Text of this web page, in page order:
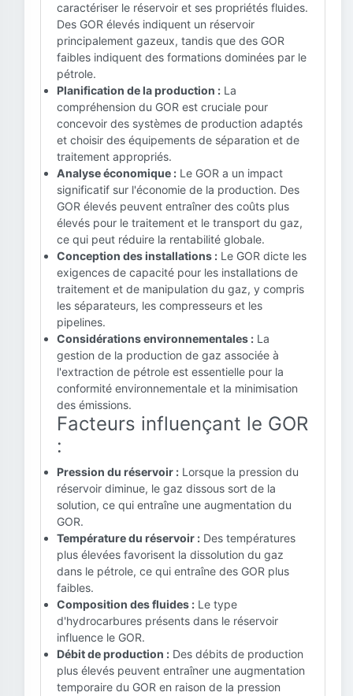
caractériser le réservoir et ses propriétés fluides.
Des GOR élevés indiquent un réservoir
principalement gazeux, tandis que des GOR
faibles indiquent des formations dominées par le
pétrole.
Planification de la production : La
compréhension du GOR est cruciale pour
concevoir des systèmes de production adaptés
et choisir des équipements de séparation et de
traitement appropriés.
Analyse économique : Le GOR a un impact
significatif sur l'économie de la production. Des
GOR élevés peuvent entraîner des coûts plus
élevés pour le traitement et le transport du gaz,
ce qui peut réduire la rentabilité globale.
Conception des installations : Le GOR dicte les
exigences de capacité pour les installations de
traitement et de manipulation du gaz, y compris
les séparateurs, les compresseurs et les
pipelines.
Considérations environnementales : La
gestion de la production de gaz associée à
l'extraction de pétrole est essentielle pour la
conformité environnementale et la minimisation
des émissions.
Facteurs influençant le GOR
:
Pression du réservoir : Lorsque la pression du
réservoir diminue, le gaz dissous sort de la
solution, ce qui entraîne une augmentation du
GOR.
Température du réservoir : Des températures
plus élevées favorisent la dissolution du gaz
dans le pétrole, ce qui entraîne des GOR plus
faibles.
Composition des fluides : Le type
d'hydrocarbures présents dans le réservoir
influence le GOR.
Débit de production : Des débits de production
plus élevés peuvent entraîner une augmentation
temporaire du GOR en raison de la pression